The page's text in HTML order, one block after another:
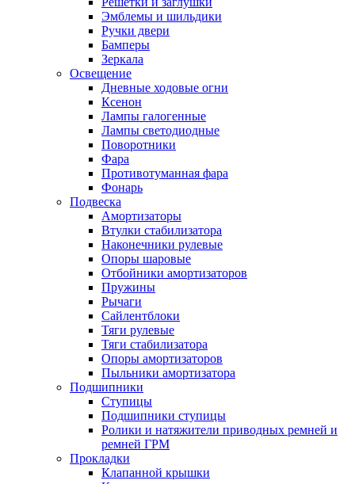
Эмблемы и шильдики
Ручки двери
Бамперы
Зеркала
Освещение
Дневные ходовые огни
Ксенон
Лампы галогенные
Лампы светодиодные
Поворотники
Фара
Противотуманная фара
Фонарь
Подвеска
Амортизаторы
Втулки стабилизатора
Наконечники рулевые
Опоры шаровые
Отбойники амортизаторов
Пружины
Рычаги
Сайлентблоки
Тяги рулевые
Тяги стабилизатора
Опоры амортизаторов
Пыльники амортизатора
Подшипники
Ступицы
Подшипники ступицы
Ролики и натяжители приводных ремней и
ремней ГРМ
Прокладки
Клапанной крышки